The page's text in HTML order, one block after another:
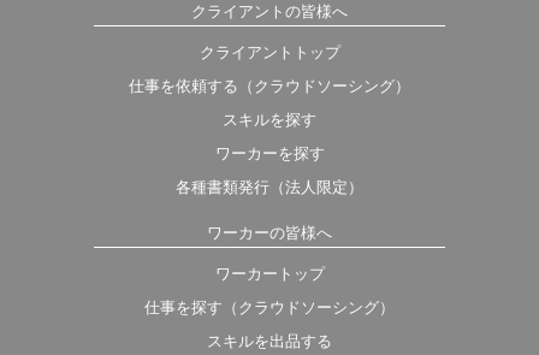
クライアントの皆様へ
クライアントトップ
仕事を依頼する（クラウドソーシング）
スキルを探す
ワーカーを探す
各種書類発行（法人限定）
ワーカーの皆様へ
ワーカートップ
仕事を探す（クラウドソーシング）
スキルを出品する